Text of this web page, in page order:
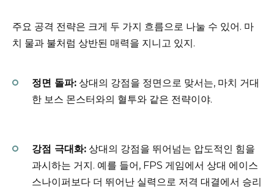
주요 공격 전략은 크게 두 가지 흐름으로 나눌 수 있어. 마
치 물과 불처럼 상반된 매력을 지니고 있지.
정면 돌파: 상대의 강점을 정면으로 맞서는, 마치 거대
한 보스 몬스터와의 혈투와 같은 전략이야.
강점 극대화: 상대의 강점을 뛰어넘는 압도적인 힘을
과시하는 거지. 예를 들어, FPS 게임에서 상대 에이스
스나이퍼보다 더 뛰어난 실력으로 저격 대결에서 승리